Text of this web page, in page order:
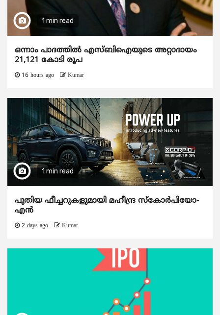
1 min read
ഒന്നാം പാദത്തിൽ എസ്ബിഐയുടെ അറ്റാദായം
21,121 കോടി രൂപ
16 hours ago Kumar
1 min read
പുതിയ ഫീച്ചറുകളുമായി മഹീന്ദ്ര സ്കോർപിയോ-
എൻ
2 days ago Kumar